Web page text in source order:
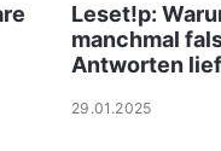
Leset!p:
manchmal
Antworten
29.01.2025